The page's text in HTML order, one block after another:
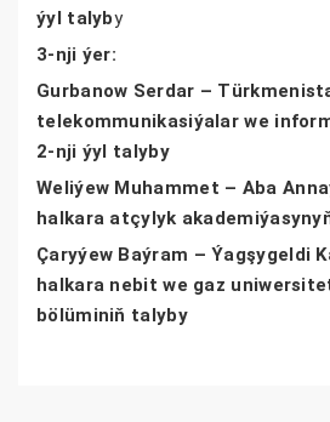
ýyl talyby
3-nji ýer:
Gurbanow Serdar –
telekommunikasiýalar we
2-nji ýyl talyby
Weliýew Muhammet – Aba
halkara atçylyk
Çaryýew Baýram – Ýagşygeldi
halkara nebit we gaz
bölüminiň talyby